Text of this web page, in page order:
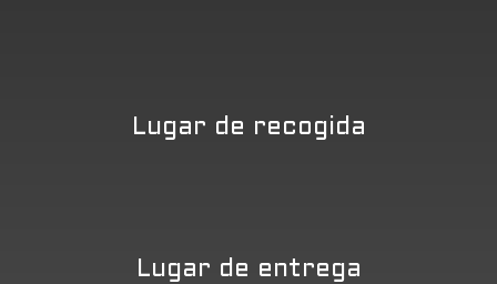
Lugar de recogida
Lugar de entrega